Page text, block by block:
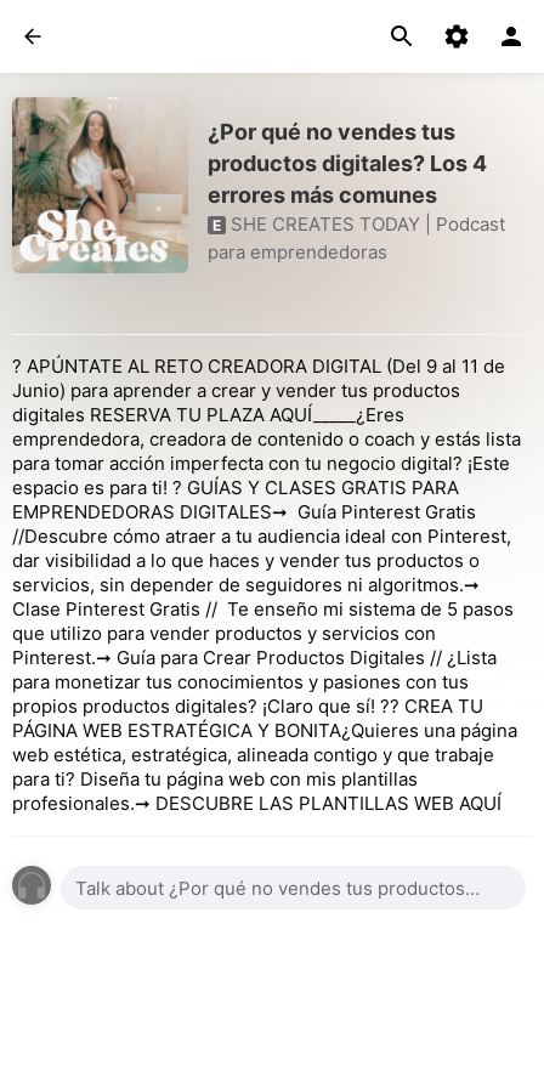
¿Por qué no vendes tus
productos digitales? Los 4
errores más comunes
E SHE CREATES TODAY | Podcast
para emprendedoras
? APÚNTATE AL RETO CREADORA DIGITAL (Del 9 al 11 de
Junio) para aprender a crear y vender tus productos
digitales RESERVA TU PLAZA AQUÍ_____¿Eres
emprendedora, creadora de contenido o coach y estás lista
para tomar acción imperfecta con tu negocio digital? ¡Este
espacio es para ti! ? GUÍAS Y CLASES GRATIS PARA
EMPRENDEDORAS DIGITALES➞ Guía Pinterest Gratis
//Descubre cómo atraer a tu audiencia ideal con Pinterest,
dar visibilidad a lo que haces y vender tus productos o
servicios, sin depender de seguidores ni algoritmos.➞
Clase Pinterest Gratis // Te enseño mi sistema de 5 pasos
que utilizo para vender productos y servicios con
Pinterest.➞ Guía para Crear Productos Digitales // ¿Lista
para monetizar tus conocimientos y pasiones con tus
propios productos digitales? ¡Claro que sí! ?? CREA TU
PÁGINA WEB ESTRATÉGICA Y BONITA¿Quieres una página
web estética, estratégica, alineada contigo y que trabaje
para ti? Diseña tu página web con mis plantillas
profesionales.➞ DESCUBRE LAS PLANTILLAS WEB AQUÍ